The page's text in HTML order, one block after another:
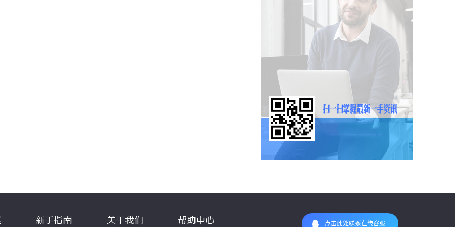
新手指南 关于我们 帮助中心 点击此处联系在线客服